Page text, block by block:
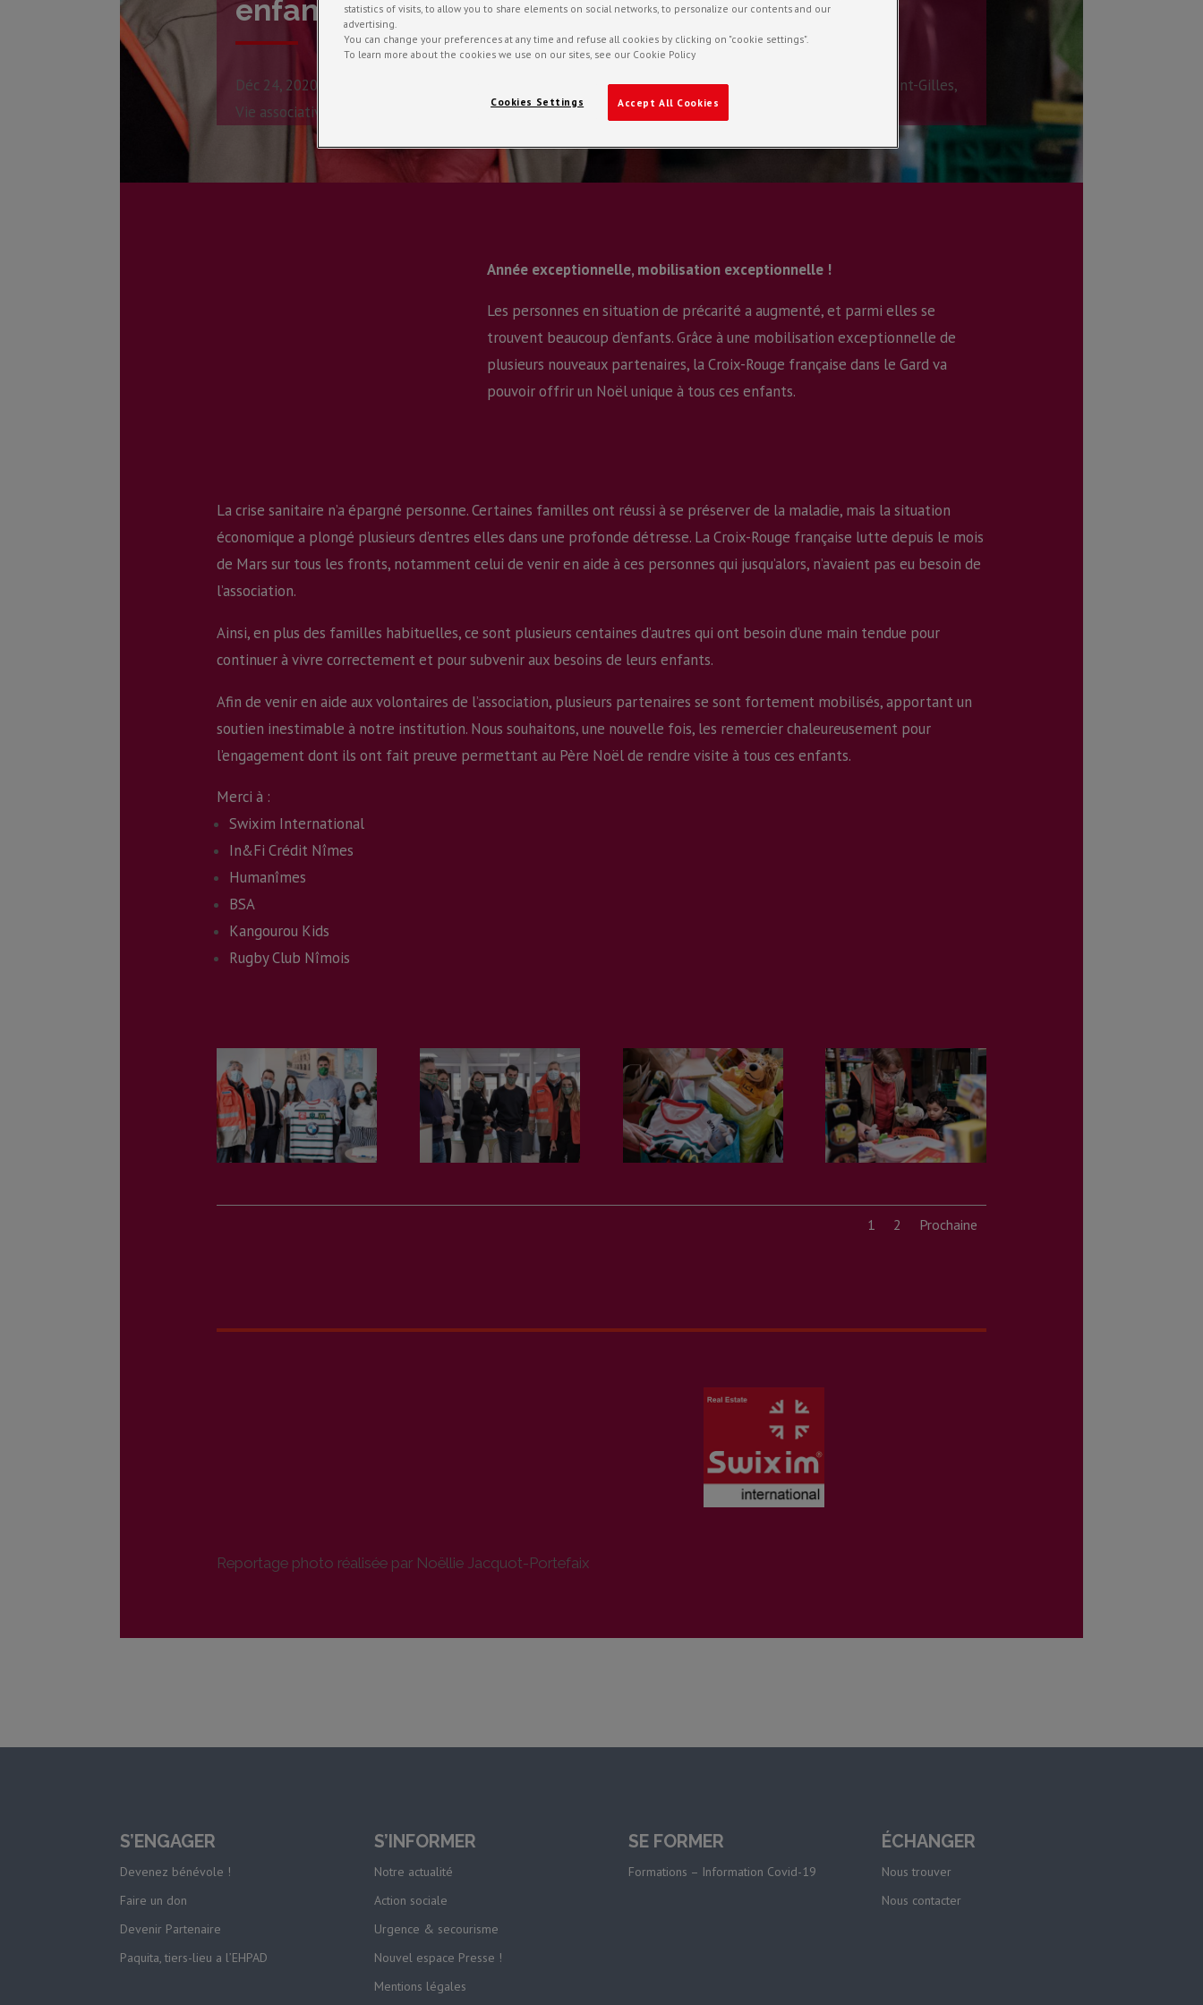
enfants !
Déc 24, 2020 Délégation territoriale du Gard,Partenaires Unité locale de Saint-Gilles,
Vie associative
Année exceptionnelle, mobilisation exceptionnelle !
Les personnes en situation de précarité a augmenté, et parmi elles se
trouvent beaucoup d’enfants. Grâce à une mobilisation exceptionnelle de
plusieurs nouveaux partenaires, la Croix-Rouge française dans le Gard va
pouvoir offrir un Noël unique à tous ces enfants.
La crise sanitaire n’a épargné personne. Certaines familles ont réussi à se préserver de la maladie, mais la situation
économique a plongé plusieurs d’entres elles dans une profonde détresse. La Croix-Rouge française lutte depuis le mois
de Mars sur tous les fronts, notamment celui de venir en aide à ces personnes qui jusqu’alors, n’avaient pas eu besoin de
l’association.
Ainsi, en plus des familles habituelles, ce sont plusieurs centaines d’autres qui ont besoin d’une main tendue pour
continuer à vivre correctement et pour subvenir aux besoins de leurs enfants.
Afin de venir en aide aux volontaires de l’association, plusieurs partenaires se sont fortement mobilisés, apportant un
soutien inestimable à notre institution. Nous souhaitons, une nouvelle fois, les remercier chaleureusement pour
l’engagement dont ils ont fait preuve permettant au Père Noël de rendre visite à tous ces enfants.
Merci à :
Swixim International
In&Fi Crédit Nîmes
Humanîmes
BSA
Kangourou Kids
Rugby Club Nîmois
1 2 Prochaine
Reportage photo réalisée par Noëllie Jacquot-Portefaix
S’ENGAGER
Devenez bénévole !
Faire un don
Devenir Partenaire
Paquita, tiers-lieu a l’EHPAD
S’INFORMER
Notre actualité
Action sociale
Urgence & secourisme
Nouvel espace Presse !
Mentions légales
SE FORMER
Formations – Information Covid-19
ÉCHANGER
Nous trouver
Nous contacter
statistics of visits, to allow you to share elements on social networks, to personalize our contents and our
advertising.
You can change your preferences at any time and refuse all cookies by clicking on "cookie settings".
To learn more about the cookies we use on our sites, see our Cookie Policy
Accept All Cookies
Cookies Settings